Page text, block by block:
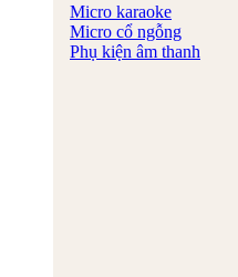
Micro karaoke
Micro cổ ngỗng
Phụ kiện âm thanh